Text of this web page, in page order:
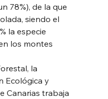
78%), de la que
siendo el
la especie
los montes
la
Ecológica y
Canarias trabaja